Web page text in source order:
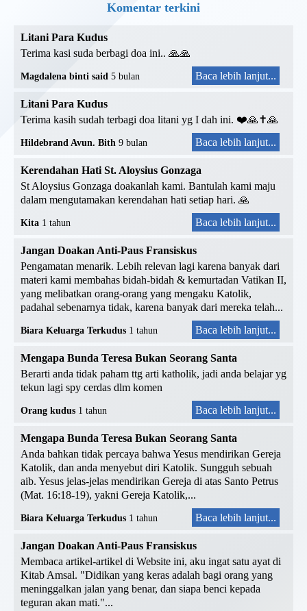
Komentar terkini
Litani Para Kudus
Terima kasi suda berbagi doa ini.. 🙏🙏
Magdalena binti said 5 bulan Baca lebih lanjut...
Litani Para Kudus
Terima kasih sudah terbagi doa litani yg I dah ini. ❤️🙏✝️🙏
Hildebrand Avun. Bith 9 bulan Baca lebih lanjut...
Kerendahan Hati St. Aloysius Gonzaga
St Aloysius Gonzaga doakanlah kami. Bantulah kami maju
dalam mengutamakan kerendahan hati setiap hari. 🙏
Kita 1 tahun Baca lebih lanjut...
Jangan Doakan Anti-Paus Fransiskus
Pengamatan menarik. Lebih relevan lagi karena banyak dari
materi kami membahas bidah-bidah & kemurtadan Vatikan II,
yang melibatkan orang-orang yang mengaku Katolik,
padahal sebenarnya tidak, karena banyak dari mereka telah...
Biara Keluarga Terkudus 1 tahun Baca lebih lanjut...
Mengapa Bunda Teresa Bukan Seorang Santa
Berarti anda tidak paham ttg arti katholik, jadi anda belajar yg
tekun lagi spy cerdas dlm komen
Orang kudus 1 tahun Baca lebih lanjut...
Mengapa Bunda Teresa Bukan Seorang Santa
Anda bahkan tidak percaya bahwa Yesus mendirikan Gereja
Katolik, dan anda menyebut diri Katolik. Sungguh sebuah
aib. Yesus jelas-jelas mendirikan Gereja di atas Santo Petrus
(Mat. 16:18-19), yakni Gereja Katolik,...
Biara Keluarga Terkudus 1 tahun Baca lebih lanjut...
Jangan Doakan Anti-Paus Fransiskus
Membaca artikel-artikel di Website ini, aku ingat satu ayat di
Kitab Amsal. "Didikan yang keras adalah bagi orang yang
meninggalkan jalan yang benar, dan siapa benci kepada
teguran akan mati."...